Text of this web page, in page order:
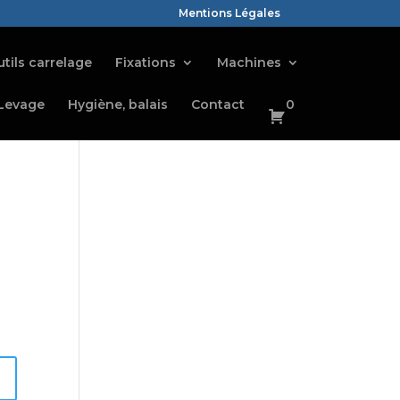
Mentions Légales
carrelage Fixations Machines
Hygiène, balais Contact 0